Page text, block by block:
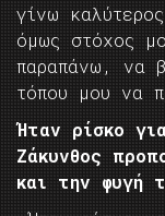
γίνω
όμως στόχος
παραπάνω, να
τόπου μου να
Ήταν ρίσκο
Ζάκυνθος
και την φυγή